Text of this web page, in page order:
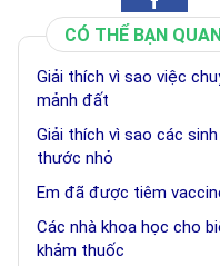
CÓ THỂ BẠN
Giải thích vì sao việc
mảnh đất
Giải thích vì sao các
thước nhỏ
Em đã được tiêm
Các nhà khoa học cho
khảm thuốc